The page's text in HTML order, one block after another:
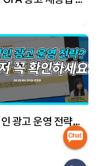
법무법인 광고 운영 전략_네이버, 메타, 구글 운영전략